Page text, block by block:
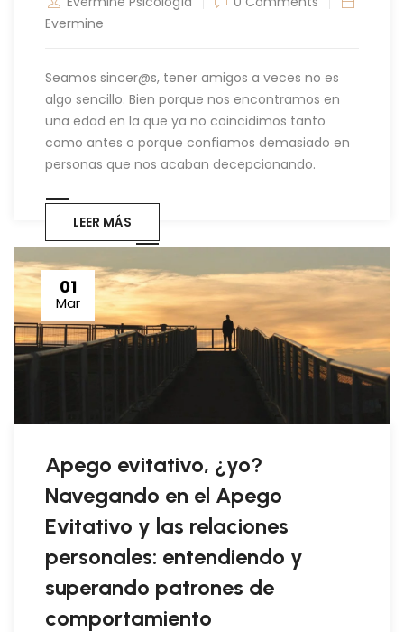
Evermine
Seamos sincer@s, tener amigos a veces no es
algo sencillo. Bien porque nos encontramos en
una edad en la que ya no coincidimos tanto
como antes o porque confiamos demasiado en
personas que nos acaban decepcionando.
LEER MÁS
01
Mar
Apego evitativo, ¿yo?
Navegando en el Apego
Evitativo y las relaciones
personales: entendiendo y
superando patrones de
comportamiento